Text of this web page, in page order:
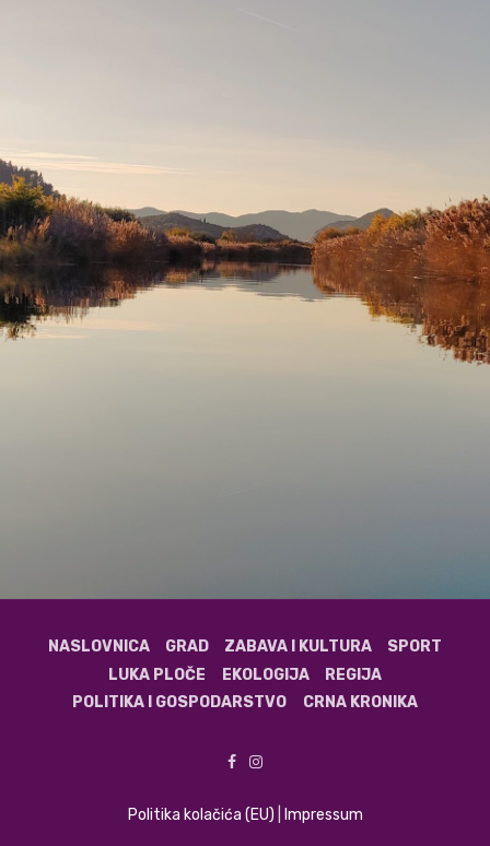
NASLOVNICA GRAD ZABAVA I KULTURA
SPORT
LUKA PLOČE
EKOLOGIJA
REGIJA
POLITIKA I GOSPODARSTVO
CRNA KRONIKA
Politika kolačića (EU) Impressum